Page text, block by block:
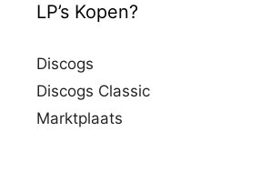
LP’s Kopen?
Discogs
Discogs Classic
Marktplaats